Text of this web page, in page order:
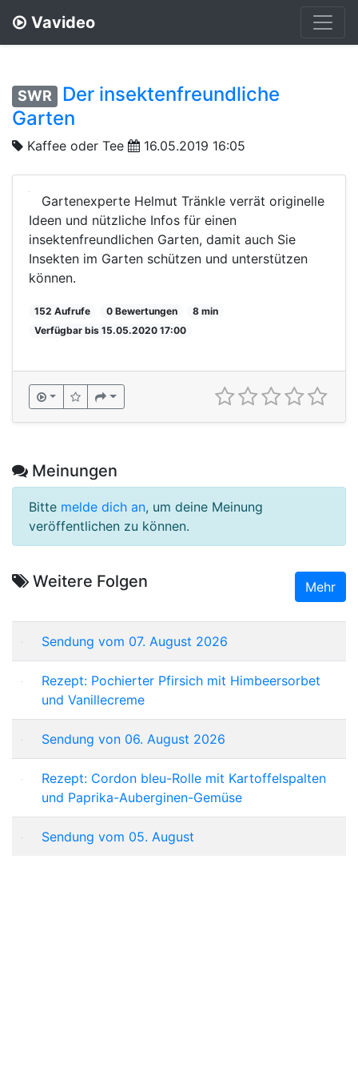
Vavideo
SWR
Der insektenfreundliche
Garten
Kaffee oder Tee 16.05.2019 16:05
Gartenexperte Helmut Tränkle verrät originelle
Ideen und nützliche Infos für einen
insektenfreundlichen Garten, damit auch Sie
Insekten im Garten schützen und unterstützen
können.
152 Aufrufe 0 Bewertungen
8 min
Verfügbar bis 15.05.2020 17:00
Meinungen
Bitte melde dich an, um deine Meinung
veröffentlichen zu können.
Weitere Folgen Mehr
Sendung vom 07. August 2026
Rezept: Pochierter Pfirsich mit Himbeersorbet
und Vanillecreme
Sendung von 06. August 2026
Rezept: Cordon bleu-Rolle mit Kartoffelspalten
und Paprika-Auberginen-Gemüse
Sendung vom 05. August